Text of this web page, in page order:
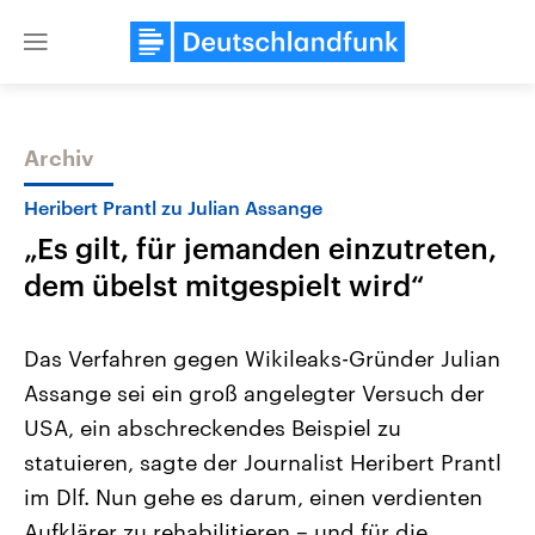
Close
Themen
Landtagswahl Sachsen-Anhalt
2026
Alle Informationen
Sachsen-Anhalt wählt am 6.
September 2026 einen neuen
Landtag. Seit 2021 wird das
Bundesland von einer Koalition aus
USA
Aktuelle Beiträge,
Hintergründe
Wirtschaftlich und
gehören die Vereinigten
den mächtigsten Ländern
mit großem Einfluss auf
Archiv
Heribert Prantl zu Julian Assange
„Es gilt, für jemanden einzutreten,
dem übelst mitgespielt wird“
Das Verfahren gegen Wikileaks-Gründer Julian
Assange sei ein groß angelegter Versuch der
USA, ein abschreckendes Beispiel zu
statuieren, sagte der Journalist Heribert Prantl
im Dlf. Nun gehe es darum, einen verdienten